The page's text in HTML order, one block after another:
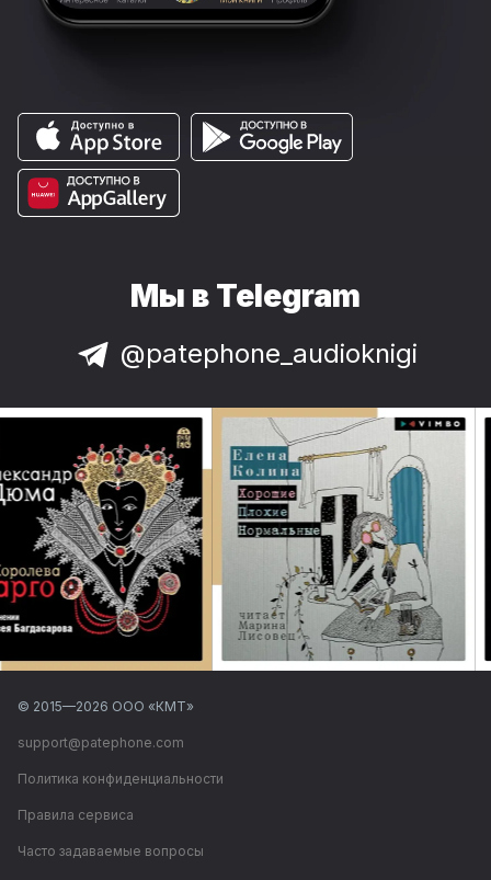
Мы в Telegram
@patephone_audioknigi
© 2015—2026 ООО «КМТ»
support@patephone.com
Политика конфиденциальности
Правила сервиса
Часто задаваемые вопросы